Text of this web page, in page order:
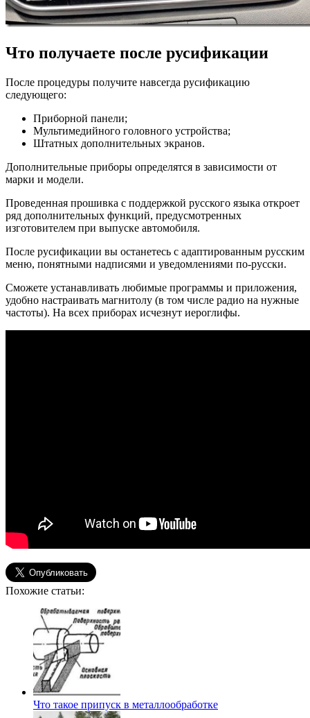
Что получаете после русификации
После процедуры получите навсегда русификацию
следующего:
Приборной панели;
Мультимедийного головного устройства;
Штатных дополнительных экранов.
Дополнительные приборы определятся в зависимости от
марки и модели.
Проведенная прошивка с поддержкой русского языка откроет
ряд дополнительных функций, предусмотренных
изготовителем при выпуске автомобиля.
После русификации вы останетесь с адаптированным русским
меню, понятными надписями и уведомлениями по-русски.
Сможете устанавливать любимые программы и приложения,
удобно настраивать магнитолу (в том числе радио на нужные
частоты). На всех приборах исчезнут иероглифы.
Похожие статьи:
Что такое припуск в металлообработке